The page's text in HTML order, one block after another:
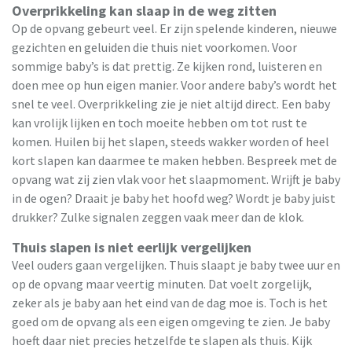
Overprikkeling kan slaap in de weg zitten
Op de opvang gebeurt veel. Er zijn spelende kinderen, nieuwe
gezichten en geluiden die thuis niet voorkomen. Voor
sommige baby’s is dat prettig. Ze kijken rond, luisteren en
doen mee op hun eigen manier. Voor andere baby’s wordt het
snel te veel. Overprikkeling zie je niet altijd direct. Een baby
kan vrolijk lijken en toch moeite hebben om tot rust te
komen. Huilen bij het slapen, steeds wakker worden of heel
kort slapen kan daarmee te maken hebben. Bespreek met de
opvang wat zij zien vlak voor het slaapmoment. Wrijft je baby
in de ogen? Draait je baby het hoofd weg? Wordt je baby juist
drukker? Zulke signalen zeggen vaak meer dan de klok.
Thuis slapen is niet eerlijk vergelijken
Veel ouders gaan vergelijken. Thuis slaapt je baby twee uur en
op de opvang maar veertig minuten. Dat voelt zorgelijk,
zeker als je baby aan het eind van de dag moe is. Toch is het
goed om de opvang als een eigen omgeving te zien. Je baby
hoeft daar niet precies hetzelfde te slapen als thuis. Kijk